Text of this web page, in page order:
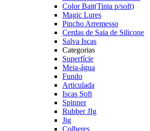
Color Bait(Tinta p/soft)
Magic Lures
Pincho Arremesso
Cerdas de Saia de Silicone
Salva Iscas
Categorias
Superfície
Meia-água
Fundo
Articulada
Iscas Soft
Spinner
Rubber JIg
Jig
Colheres